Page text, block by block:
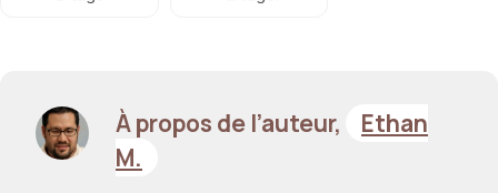
À propos de l’auteur,
Ethan
M.